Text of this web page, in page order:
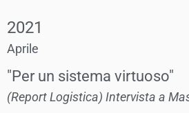
2021
Aprile
"Per un sistema virtuoso"
(Report Logistica) Intervista a